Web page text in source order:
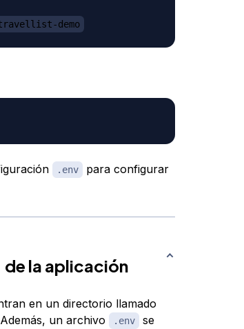
demo
.env
para configurar
de la aplicación
en un directorio llamado
un archivo .env
se